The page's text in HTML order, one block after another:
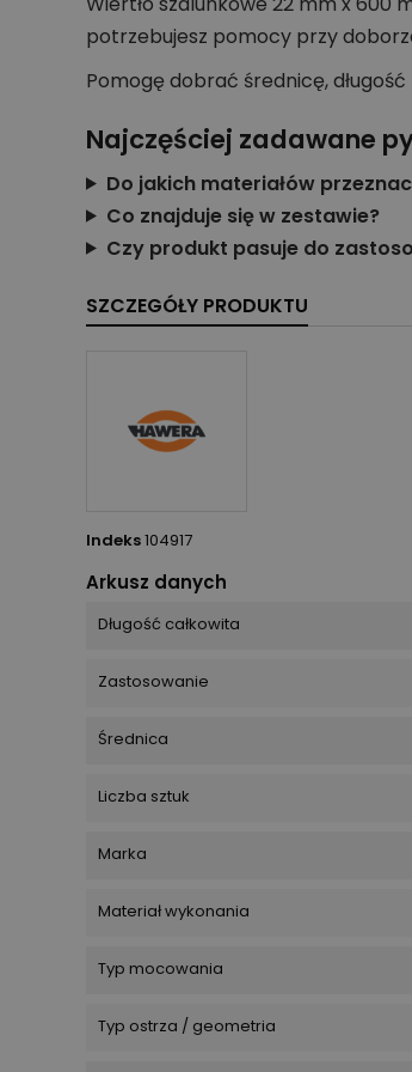
potrzebujesz pomocy przy
Pomogę dobrać średnicę,
Najczęściej zadawane
Do jakich materiałów
Co znajduje się w zestawie?
Czy produkt pasuje do
SZCZEGÓŁY PRODUKTU
Indeks104917
Arkusz danych
Długość całkowita
Zastosowanie
Średnica
Liczba sztuk
Marka
Materiał wykonania
Typ mocowania
Typ ostrza / geometria